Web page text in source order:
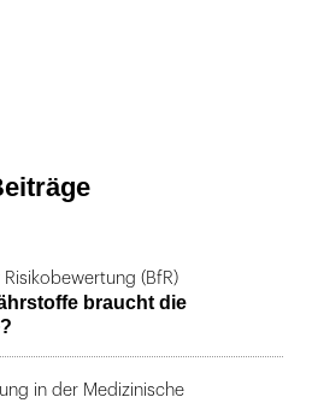
(BfR)
braucht die
in der Medizinische